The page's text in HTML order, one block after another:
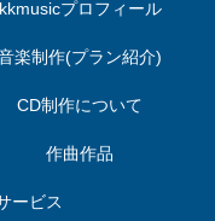
kkmusicプロフィール
楽制作(プラン紹介)
CD制作について
作曲作品
ービス